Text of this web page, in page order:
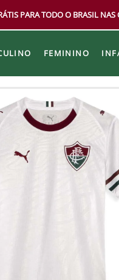
PARA TODO O BRASIL
FEMININO